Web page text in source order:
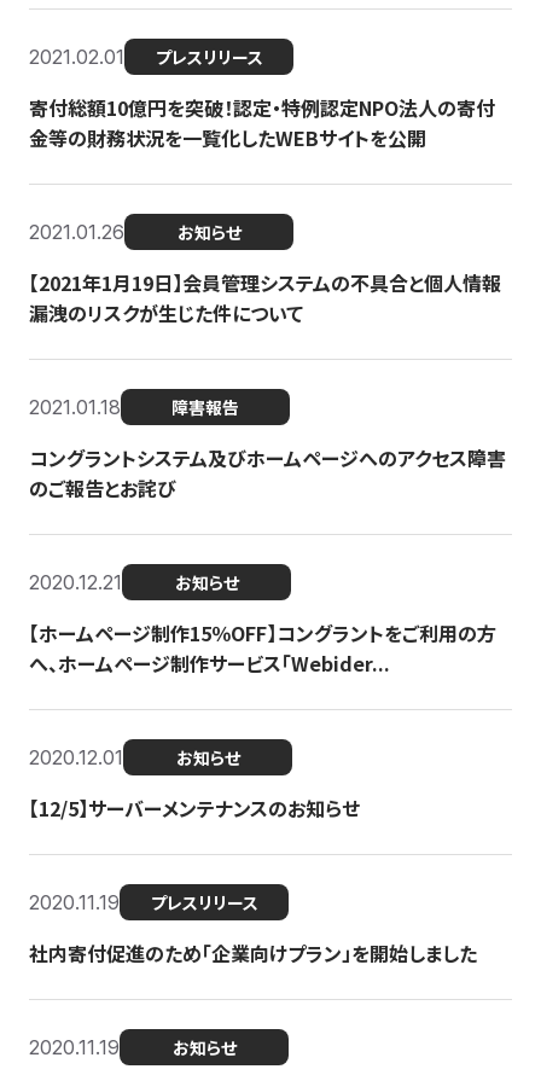
2021.02.01 プレスリリース
寄付総額10億円を突破！認定・特例認定NPO法人の寄付
金等の財務状況を一覧化したWEBサイトを公開
2021.01.26 お知らせ
【2021年1月19日】会員管理システムの不具合と個人情報
漏洩のリスクが生じた件について
2021.01.18 障害報告
コングラントシステム及びホームページへのアクセス障害
のご報告とお詫び
2020.12.21 お知らせ
【ホームページ制作15％OFF】コングラントをご利用の方
へ、ホームページ制作サービス「Webider...
2020.12.01 お知らせ
【12/5】サーバーメンテナンスのお知らせ
2020.11.19 プレスリリース
社内寄付促進のため「企業向けプラン」を開始しました
2020.11.19 お知らせ